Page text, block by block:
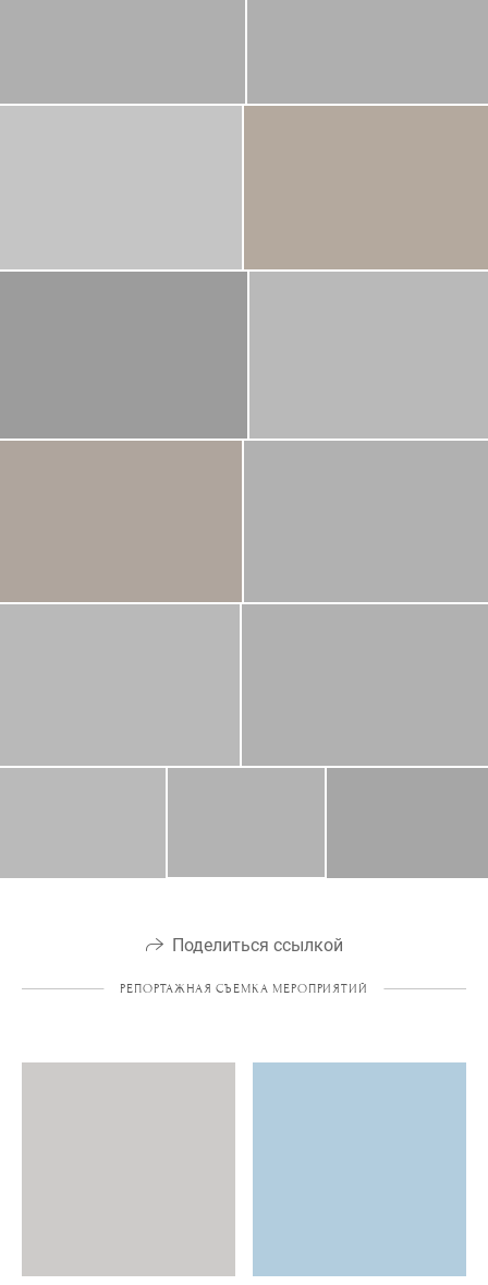
Поделиться ссылкой
РЕПОРТАЖНАЯ СЪЕМКА МЕРОПРИЯТИЙ